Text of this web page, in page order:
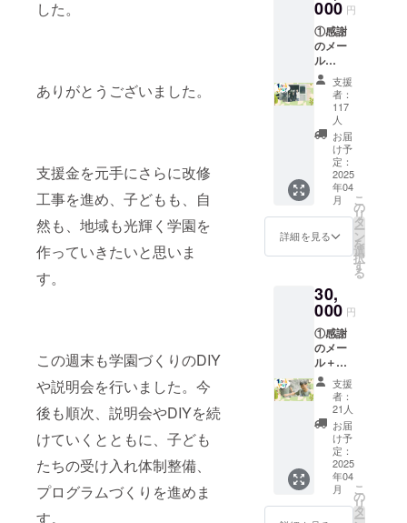
した。
ありがとうございました。
支援金を元手にさらに改修
工事を進め、子どもも、自
然も、地域も光輝く学園を
作っていきたいと思いま
す。
この週末も学園づくりのDIY
や説明会を行いました。今
後も順次、説明会やDIYを続
けていくとともに、子ども
たちの受け入れ体制整備、
プログラムづくりを進めま
す。
ます。
※2025
年4月以
降順次
ご提供
いたし
ます。
【お名
前掲載
につい
て】 ・
掲載期
間：
2025年
4月中か
ら事業
・掲載
方法：
み ・注
意事
項：支
援時、
必ず備
考欄に
「掲載
を希望
される
お名
前」ま
たは
000 円
①感謝
のメー
ル
+②Web
プロ
ジェク
トペー
ジにお
名前掲
(小)+③
光の森
学園
フィー
ルド案
ご提供
しま
す。ま
たは感
謝の
メール
のみ
コース
も選べ
ます。
※2025
年4月以
降順次
ご提供
いたし
ます。
支援
者：
117
人
お届
け予
定：
2025
年04
月
詳細を見る
こ
の
リ
タ
ー
ン
を
選
択
す
る
30,
000 円
①感謝
のメー
ル＋
②Web
プロ
ジェク
トペー
ジにお
名前掲
載(中)＋
③光の
森学園
公開講
支援
者：
21人
お届
け予
定：
2025
年04
月
こ
の
リ
タ
ー